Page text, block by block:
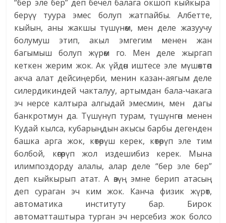
“бер эле бер” деп бечел балага окшоп кыйкыра
берүү туура эмес болуп жатпайбы. Албетте,
кыйын, аны жакшы түшүнөм, мен деле жазуучу
болумуш этип, акыл эмгегим менен жан
багымыш болуп жүрөм го. Мен деле жыргап
кеткен жерим жок. Ак үйдөн иштесе эле мүшөктөп
акча алат дейсиңерби, менин казан-аягым деле
силердикиндей чакталуу, артымдан бала-чакага
эч нерсе калтыра алгыдай эмесмин, мен дагы
банкротмун да. Түшүнүп турам, түшүнгөн менен
Кудай кылса, кубарыңдын акысы барбы дегенден
башка арга жок, көтөрүш керек, көтөрүп эле тим
болбой, көгөрүп жол издешибиз керек. Мына
илимпоздорду алалы, алар деле “бер эле бер”
деп кыйкырып атат. А өзүң эмне берип атасың
деп сураган эч ким жок. Канча физик жүрөт,
автоматика институту бар. Бирок
автоматташтыра турган эч нерсебиз жок болсо